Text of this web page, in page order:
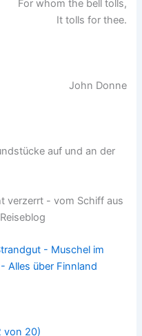
For whom the bell tolls,
It tolls for thee.
John Donne
auf und an der